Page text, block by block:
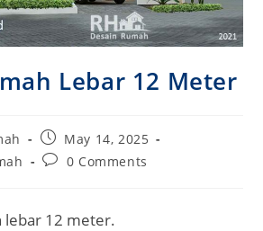
Lebar 12 Meter
Post
published:
May 14, 2025
Post0 Comments
lebar 12 meter.